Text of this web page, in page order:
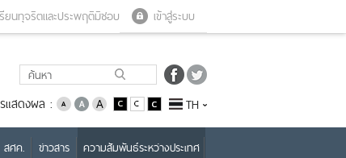
เข้าสู่ระบบ
ยนทุจริตและประพฤติมิชอบ
แสดงผล : TH
ศค. ข่าวสาร ความสัมพันธ์ระหว่างประเทศ